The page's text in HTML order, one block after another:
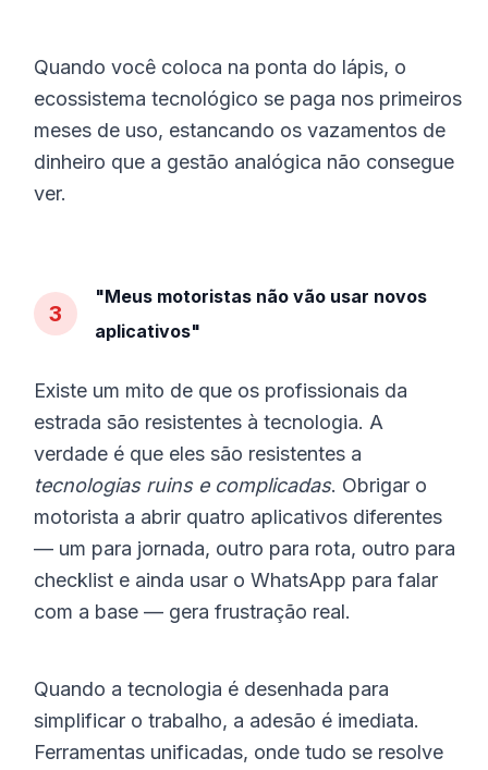
Quando você coloca na ponta do lápis, o
ecossistema tecnológico se paga nos primeiros
meses de uso, estancando os vazamentos de
dinheiro que a gestão analógica não consegue
ver.
3
"Meus motoristas não vão usar novos
aplicativos"
Existe um mito de que os profissionais da
estrada são resistentes à tecnologia. A
verdade é que eles são resistentes a
tecnologias ruins e complicadas. Obrigar o
motorista a abrir quatro aplicativos diferentes
— um para jornada, outro para rota, outro para
checklist e ainda usar o WhatsApp para falar
com a base — gera frustração real.
Quando a tecnologia é desenhada para
simplificar o trabalho, a adesão é imediata.
Ferramentas unificadas, onde tudo se resolve